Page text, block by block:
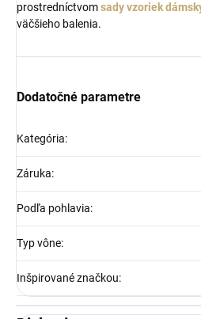
prostredníctvomsady vzoriek
väčšieho balenia.
Dodatočné parametre
Kategória:
Záruka:
Podľa pohlavia:
Typ vône:
Inšpirované značkou: